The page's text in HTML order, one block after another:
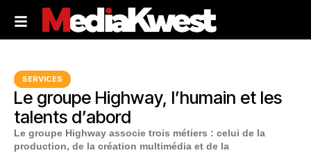
SERVICES
Le groupe Highway, l’humain et les
talents d’abord
Le groupe Highway associe trois métiers : celui de la
production, de la création multimédia et de la